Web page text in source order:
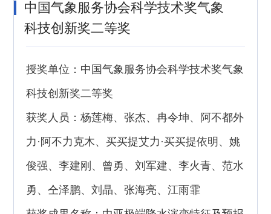
中国气象服务协会科学技术奖气象
科技创新奖二等奖
授奖单位：中国气象服务协会科学技术奖气象
科技创新奖二等奖
获奖人员：杨莲梅、张杰、冉令坤、阿不都外
力·阿不力克木、买买提艾力·买买提依明、姚
俊强、李建刚、曾勇、刘军建、李火青、范水
勇、仝泽鹏、刘晶、张海亮、江雨霏